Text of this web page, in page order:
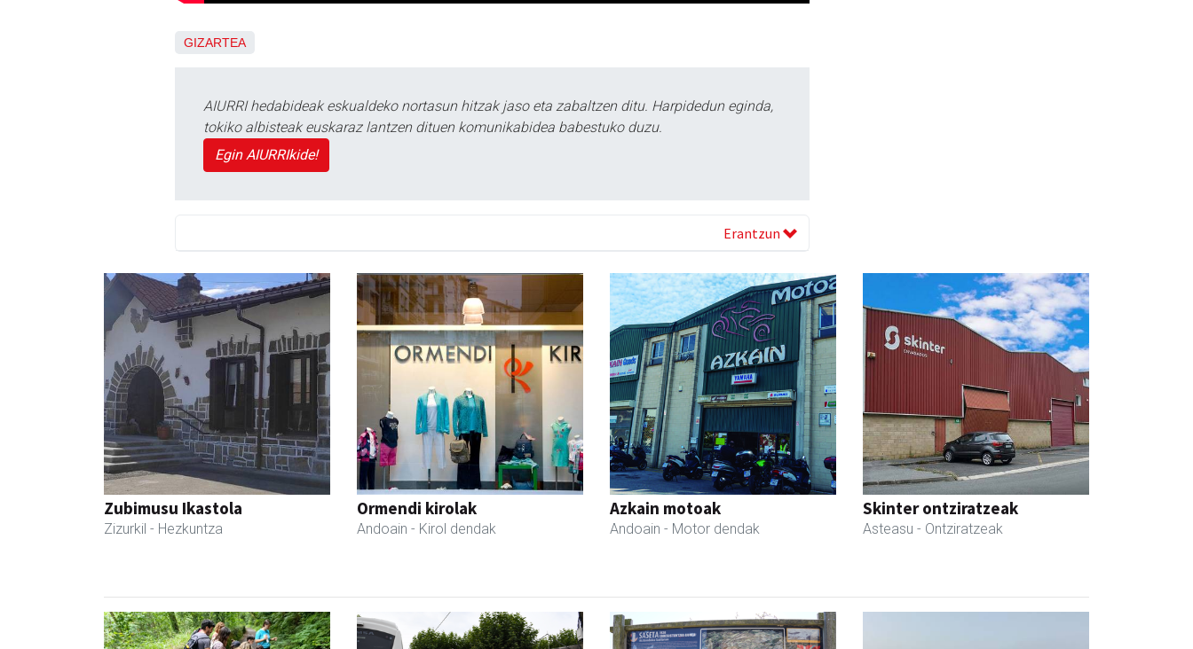
GIZARTEA
AIURRI hedabideak eskualdeko nortasun hitzak jaso eta zabaltzen ditu. Harpidedun eginda,
tokiko albisteak euskaraz lantzen dituen komunikabidea babestuko duzu.
Egin AIURRIkide!
Erantzun
Zubimusu Ikastola
Zizurkil - Hezkuntza
Ormendi kirolak
Andoain - Kirol dendak
Azkain motoak
Andoain - Motor dendak
Skinter ontziratzeak
Asteasu - Ontziratzeak